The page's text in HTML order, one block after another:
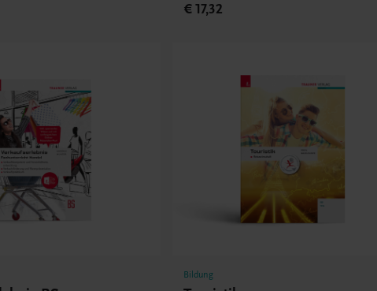
€ 17,32
Bildung